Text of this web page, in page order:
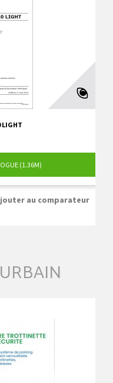
LIGHT
(1.36M)
au comparateur